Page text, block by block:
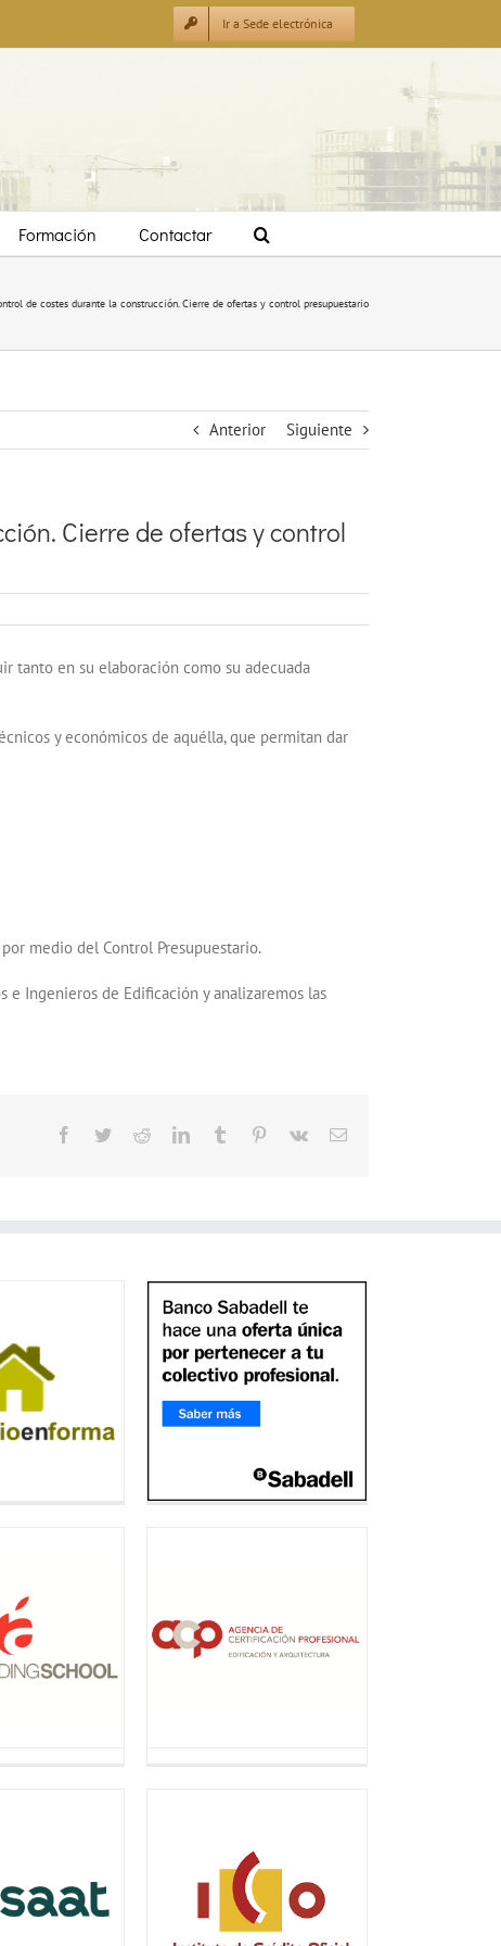
Ir a Sede electrónica
Formación Contactar
de costes durante la construcción. Cierre de ofertas y control presupuestario
Anterior Siguiente
Cierre de ofertas y control
tanto en su elaboración como su adecuada
y económicos de aquélla, que permitan dar
medio del Control Presupuestario.
Ingenieros de Edificación y analizaremos las
Facebook
TwitterRedditLinkedInTumblr Pinterest
Vk
Correo